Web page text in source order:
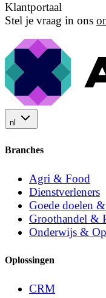
Klantportaal
Stel je vraag in ons
nl
Branches
Agri & Food
Dienstverleners
Goede doelen
Groothandel &
Onderwijs &
Oplossingen
CRM